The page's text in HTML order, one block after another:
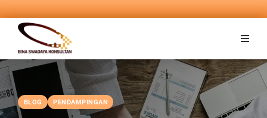
BLOG PENDAMPINGAN